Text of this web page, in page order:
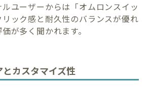
ユーザーからは「オムロンスイッ
ック感と耐久性のバランスが優れ
が多く聞かれます。
カスタマイズ性